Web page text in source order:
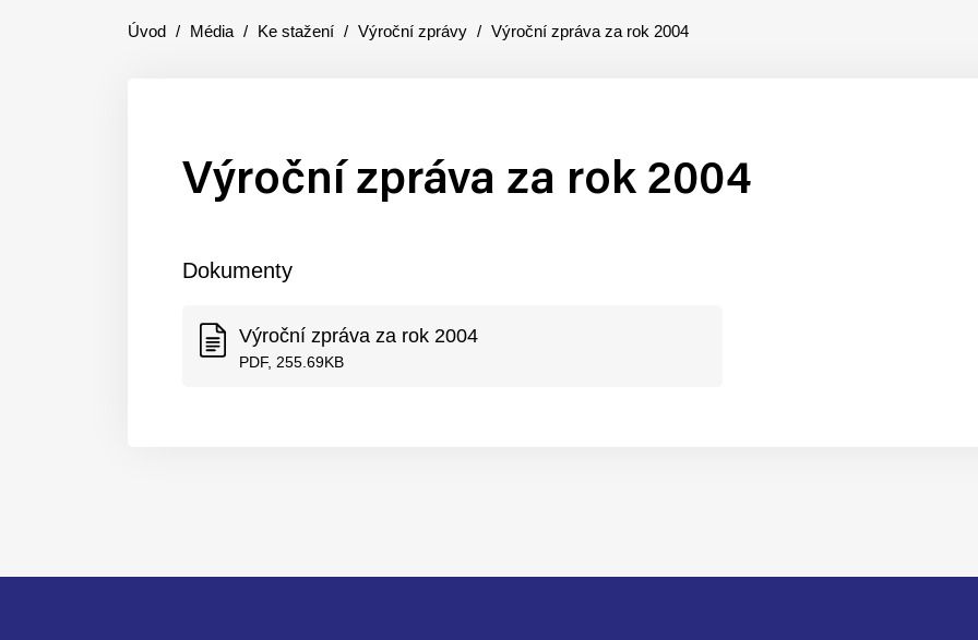
Úvod Média Ke stažení Výroční zprávy Výroční zpráva za rok 2004
Výroční zpráva za rok 2004
Dokumenty
Výroční zpráva za rok 2004
PDF, 255.69KB